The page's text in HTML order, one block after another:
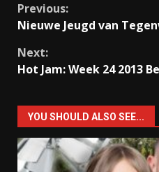
Continue
Reading
Previous:
Nieuwe Jeugd van
Next:
Hot Jam: Week 24 2013
YOU SHOULD ALSO SEE...